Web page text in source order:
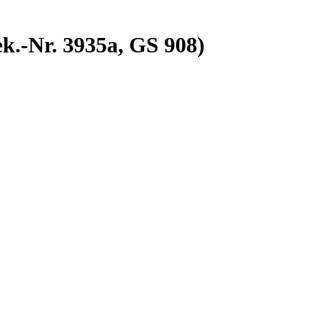
Nr. 3935a, GS 908)